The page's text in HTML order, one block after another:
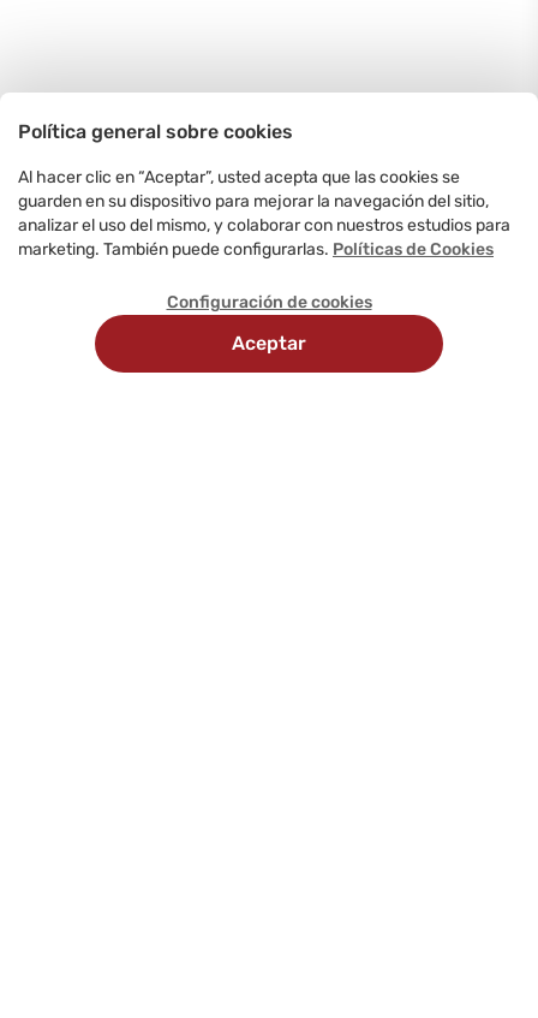
Política general sobre cookies
Al hacer clic en “Aceptar”, usted acepta que las cookies se
guarden en su dispositivo para mejorar la navegación del sitio,
analizar el uso del mismo, y colaborar con nuestros estudios para
marketing. También puede configurarlas. Políticas de Cookies
Configuración de cookies
Aceptar